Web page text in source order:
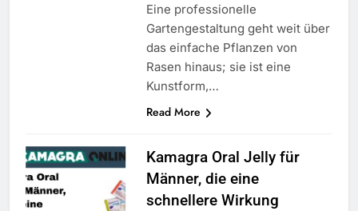
Eine professionelle
Gartengestaltung geht weit über
das einfache Pflanzen von
Rasen hinaus; sie ist eine
Kunstform,…
Read More
Kamagra Oral Jelly für
Männer, die eine
schnellere Wirkung